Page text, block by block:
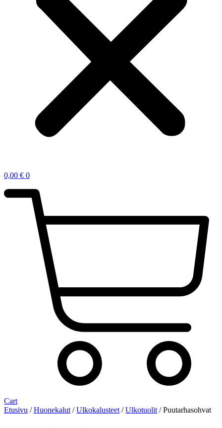
0,00 € 0
Cart
Etusivu /Huonekalut /Ulkokalusteet /Ulkotuolit / Puutarhasohvat